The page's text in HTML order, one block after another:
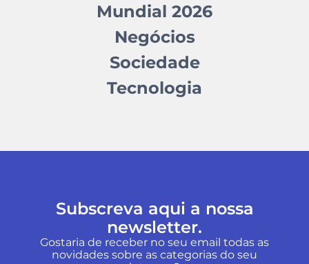
Mundial 2026
Negócios
Sociedade
Tecnologia
Subscreva aqui a nossa
newsletter.
Gostaria de receber no seu email todas as
novidades sobre as categorias do seu